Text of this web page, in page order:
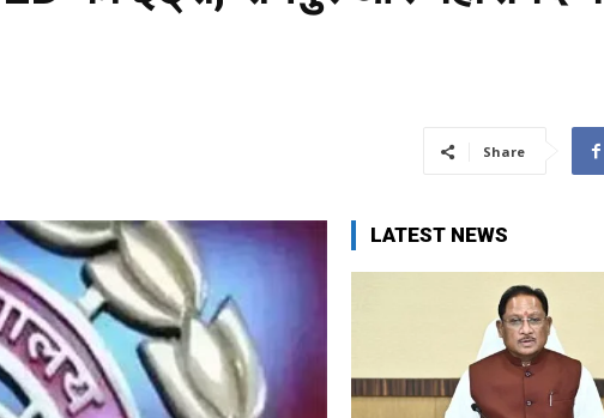
Share
LATEST NEWS